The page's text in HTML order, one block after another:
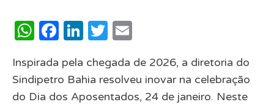
WhatsApp
Facebook
LinkedIn
Twitter
Inspirada pela chegada de 2026, a diretoria do
Sindipetro Bahia resolveu inovar na celebração
do Dia dos Aposentados, 24 de janeiro. Neste